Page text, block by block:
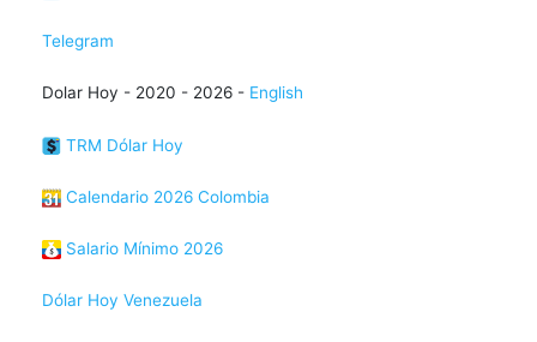
Telegram
Dolar Hoy - 2020 - 2026 - English
TRM Dólar Hoy
Calendario 2026 Colombia
Salario Mínimo 2026
Dólar Hoy Venezuela